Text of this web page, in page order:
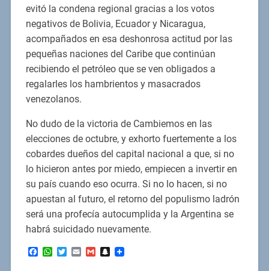
evitó la condena regional gracias a los votos
negativos de Bolivia, Ecuador y Nicaragua,
acompañados en esa deshonrosa actitud por las
pequeñas naciones del Caribe que continúan
recibiendo el petróleo que se ven obligados a
regalarles los hambrientos y masacrados
venezolanos.
No dudo de la victoria de Cambiemos en las
elecciones de octubre, y exhorto fuertemente a los
cobardes dueños del capital nacional a que, si no
lo hicieron antes por miedo, empiecen a invertir en
su país cuando eso ocurra. Si no lo hacen, si no
apuestan al futuro, el retorno del populismo ladrón
será una profecía autocumplida y la Argentina se
habrá suicidado nuevamente.
Facebook
WhatsApp
Twitter
EmailGmailSnapchat